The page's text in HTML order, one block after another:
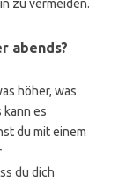
zu vermeiden.
abends?
höher, was
kann es
du mit einem
du dich